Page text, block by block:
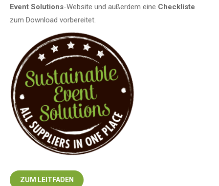
Event Solutions-Website und außerdem eine Checkliste
zum Download vorbereitet.
ZUM LEITFADEN